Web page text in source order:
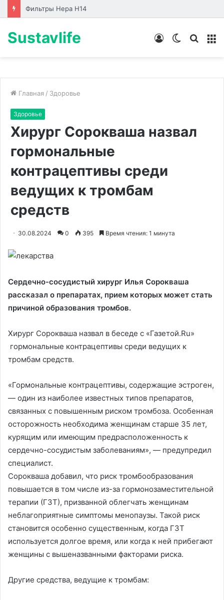
Лабораторные стенды по направлениям
Sustavlife
Switch
Войти
Главная / Здоровье
Здоровье
Хирург Сорокваша назвал
гормональные
контрацептивы среди
ведущих к тромбам
средств
30.08.2024 0 395 Время чтения: 1 минута
Сердечно-сосудистый хирург Илья Сорокваша
рассказал о препаратах, прием которых может стать
причиной образования тромбов.
Хирург Сорокваша назвал в беседе с «Газетой.Ru»
гормональные контрацептивы среди ведущих к
тромбам средств.
«Гормональные контрацептивы, содержащие эстроген,
— один из наиболее известных типов препаратов,
связанных с повышенным риском тромбоза. Особенная
осторожность необходима женщинам старше 35 лет,
курящим или имеющим предрасположенность к
сердечно-сосудистым заболеваниям», — предупредил
специалист.
Сорокваша добавил, что риск тромбообразования
повышается в том числе из-за гормонозаместительной
терапии (ГЗТ), призванной облегчать женщинам
неблагоприятные симптомы менопаузы. Такой риск
становится особенно существенным, когда ГЗТ
используется долгое время, или когда к ней прибегают
женщины с вышеназванными факторами риска.
Другие средства, ведущие к тромбам: